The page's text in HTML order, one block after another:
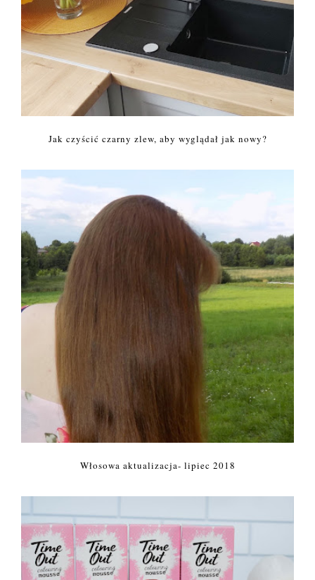
Jak czyścić czarny zlew, aby wyglądał jak nowy?
Włosowa aktualizacja- lipiec 2018